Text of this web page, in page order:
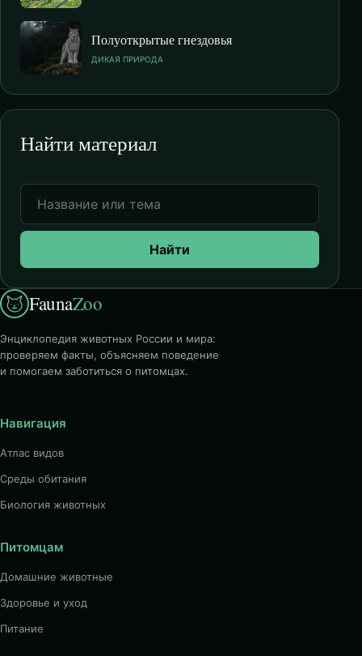
Полуоткрытые гнездовья
ДИКАЯ ПРИРОДА
Найти материал
Найти
FaunaZoo
Энциклопедия животных России и мира:
проверяем факты, объясняем поведение
и помогаем заботиться о питомцах.
Навигация
Атлас видов
Среды обитания
Биология животных
Питомцам
Домашние животные
Здоровье и уход
Питание